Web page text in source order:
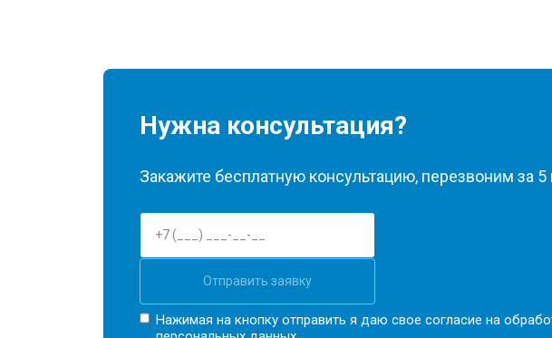
Нужна консультация?
Закажите бесплатную консультацию, перезвоним за 5
Отправить заявку
Нажимая на кнопку отправить я даю свое согласие на